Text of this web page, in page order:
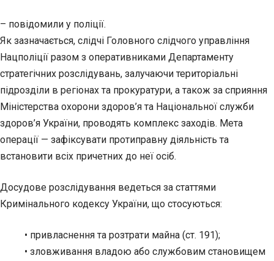
– повідомили у поліції.
Як зазначається, слідчі Головного слідчого управління
Нацполіції разом з оперативниками Департаменту
стратегічних розслідувань, залучаючи територіальні
підрозділи в регіонах та прокуратури, а також за сприяння
Міністерства охорони здоров’я та Національної служби
здоров’я України, проводять комплекс заходів. Мета
операції — зафіксувати протиправну діяльність та
встановити всіх причетних до неї осіб.
Досудове розслідування ведеться за статтями
Кримінального кодексу України, що стосуються:
• привласнення та розтрати майна (ст. 191);
• зловживання владою або службовим становищем